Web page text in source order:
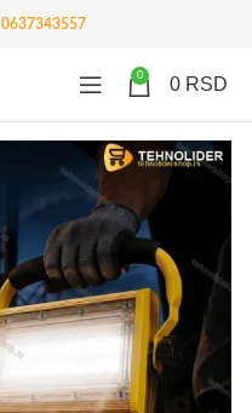
0637343557
0 0 RSD